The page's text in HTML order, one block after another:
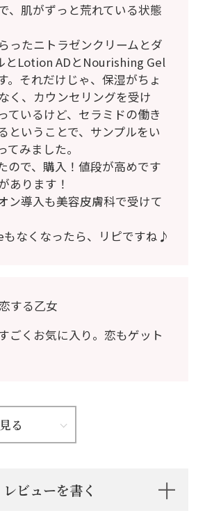
、肌がずっと荒れている状態
ったニトラゼンクリームとダ
とLotion ADとNourishing Gel
。それだけじゃ、保湿がちょ
く、カウンセリングを受け
ているけど、セラミドの働き
ということで、サンプルをい
てみました。
ので、購入！値段が高めです
あります！
ン導入も美容皮膚科で受けて
なくなったら、リピですね♪
る乙女
ごくお気に入り。恋もゲット
る
レビューを書く